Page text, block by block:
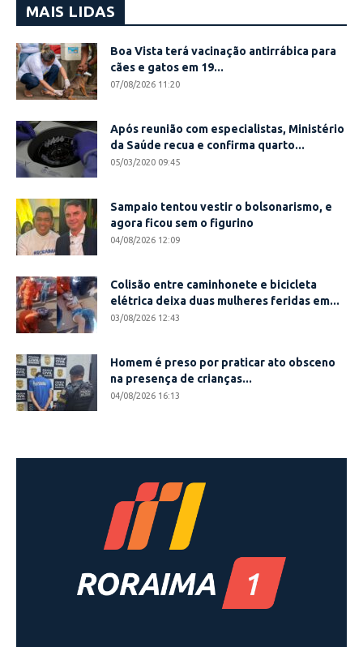
MAIS LIDAS
Boa Vista terá vacinação antirrábica para
cães e gatos em 19...
07/08/2026 11:20
Após reunião com especialistas, Ministério
da Saúde recua e confirma quarto...
05/03/2020 09:45
Sampaio tentou vestir o bolsonarismo, e
agora ficou sem o figurino
04/08/2026 12:09
Colisão entre caminhonete e bicicleta
elétrica deixa duas mulheres feridas em...
03/08/2026 12:43
Homem é preso por praticar ato obsceno
na presença de crianças...
04/08/2026 16:13